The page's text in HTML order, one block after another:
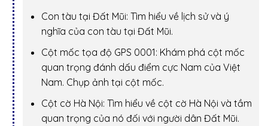
Con tàu tại Đất Mũi: Tìm hiểu về lịch sử và ý
nghĩa của con tàu tại Đất Mũi.
Cột mốc tọa độ GPS 0001: Khám phá cột mốc
quan trọng đánh dấu điểm cực Nam của Việt
Nam. Chụp ảnh tại cột mốc.
Cột cờ Hà Nội: Tìm hiểu về cột cờ Hà Nội và tầm
quan trọng của nó đối với người dân Đất Mũi.